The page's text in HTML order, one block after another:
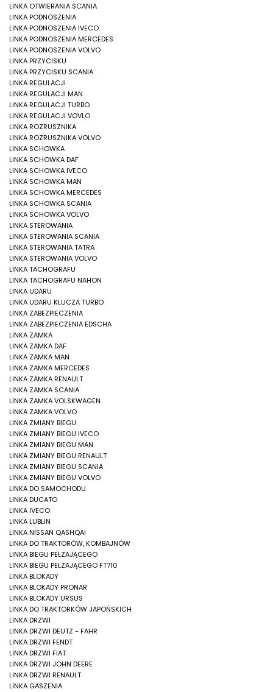
LINKA OTWIERANIA SCANIA
LINKA PODNOSZENIA
LINKA PODNOSZENIA IVECO
LINKA PODNOSZENIA MERCEDES
LINKA PODNOSZENIA VOLVO
LINKA PRZYCISKU
LINKA PRZYCISKU SCANIA
LINKA REGULACJI
LINKA REGULACJI MAN
LINKA REGULACJI TURBO
LINKA REGULACJI VOVLO
LINKA ROZRUSZNIKA
LINKA ROZRUSZNIKA VOLVO
LINKA SCHOWKA
LINKA SCHOWKA DAF
LINKA SCHOWKA IVECO
LINKA SCHOWKA MAN
LINKA SCHOWKA MERCEDES
LINKA SCHOWKA SCANIA
LINKA SCHOWKA VOLVO
LINKA STEROWANIA
LINKA STEROWANIA SCANIA
LINKA STEROWANIA TATRA
LINKA STEROWANIA VOLVO
LINKA TACHOGRAFU
LINKA TACHOGRAFU NAHON
LINKA UDARU
LINKA UDARU KLUCZA TURBO
LINKA ZABEZPIECZENIA
LINKA ZABEZPIECZENIA EDSCHA
LINKA ZAMKA
LINKA ZAMKA DAF
LINKA ZAMKA MAN
LINKA ZAMKA MERCEDES
LINKA ZAMKA RENAULT
LINKA ZAMKA SCANIA
LINKA ZAMKA VOLSKWAGEN
LINKA ZAMKA VOLVO
LINKA ZMIANY BIEGU
LINKA ZMIANY BIEGU IVECO
LINKA ZMIANY BIEGU MAN
LINKA ZMIANY BIEGU RENAULT
LINKA ZMIANY BIEGU SCANIA
LINKA ZMIANY BIEGU VOLVO
LINKA DO SAMOCHODU
LINKA DUCATO
LINKA IVECO
LINKA LUBLIN
LINKA NISSAN QASHQAI
LINKA DO TRAKTORÓW, KOMBAJNÓW
LINKA BIEGU PEŁZAJĄCEGO
LINKA BIEGU PEŁZAJĄCEGO FT710
LINKA BLOKADY
LINKA BLOKADY PRONAR
LINKA BLOKADY URSUS
LINKA DO TRAKTORKÓW JAPOŃSKICH
LINKA DRZWI
LINKA DRZWI DEUTZ - FAHR
LINKA DRZWI FENDT
LINKA DRZWI FIAT
LINKA DRZWI JOHN DEERE
LINKA DRZWI RENAULT
LINKA GASZENIA